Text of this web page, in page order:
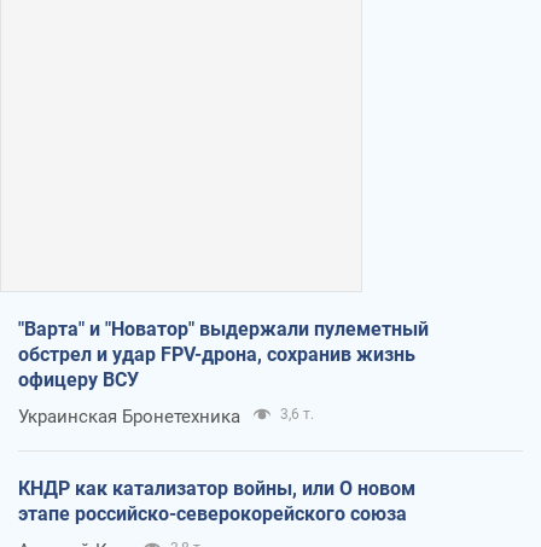
"Варта" и "Новатор" выдержали пулеметный
обстрел и удар FPV-дрона, сохранив жизнь
офицеру ВСУ
Украинская Бронетехника 3,6 т.
КНДР как катализатор войны, или О новом
этапе российско-северокорейского союза